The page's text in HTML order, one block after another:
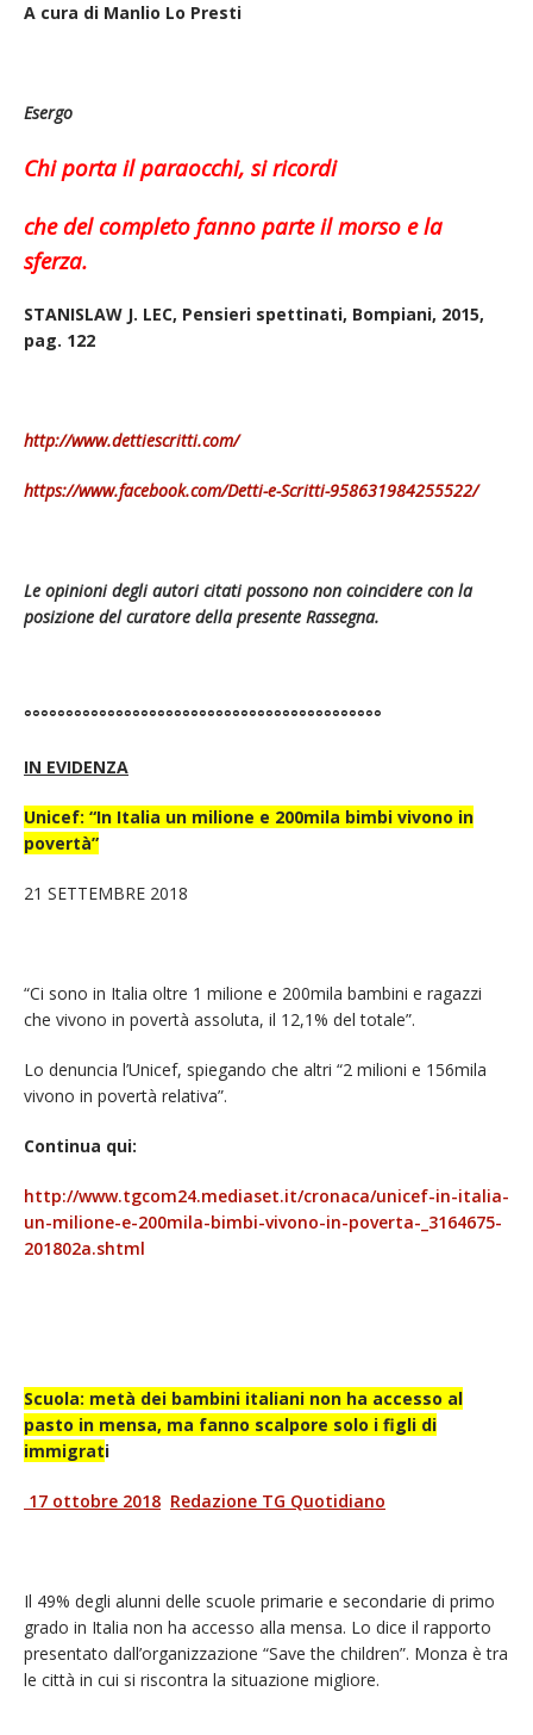
A cura di Manlio Lo Presti
Esergo
Chi porta il paraocchi, si ricordi
che del completo fanno parte il morso e la
sferza.
STANISLAW J. LEC, Pensieri spettinati, Bompiani, 2015,
pag. 122
http://www.dettiescritti.com/
https://www.facebook.com/Detti-e-Scritti-958631984255522/
Le opinioni degli autori citati possono non coincidere con la
posizione del curatore della presente Rassegna.
°°°°°°°°°°°°°°°°°°°°°°°°°°°°°°°°°°°°°°°°°°°
IN EVIDENZA
Unicef: “In Italia un milione e 200mila bimbi vivono in
povertà”
21 SETTEMBRE 2018
“Ci sono in Italia oltre 1 milione e 200mila bambini e ragazzi
che vivono in povertà assoluta, il 12,1% del totale”.
Lo denuncia l’Unicef, spiegando che altri “2 milioni e 156mila
vivono in povertà relativa”.
Continua qui:
http://www.tgcom24.mediaset.it/cronaca/unicef-in-italia-
un-milione-e-200mila-bimbi-vivono-in-poverta-_3164675-
201802a.shtml
Scuola: metà dei bambini italiani non ha accesso al
pasto in mensa, ma fanno scalpore solo i figli di
immigrati
17 ottobre 2018 Redazione TG Quotidiano
Il 49% degli alunni delle scuole primarie e secondarie di primo
grado in Italia non ha accesso alla mensa. Lo dice il rapporto
presentato dall’organizzazione “Save the children”. Monza è tra
le città in cui si riscontra la situazione migliore.